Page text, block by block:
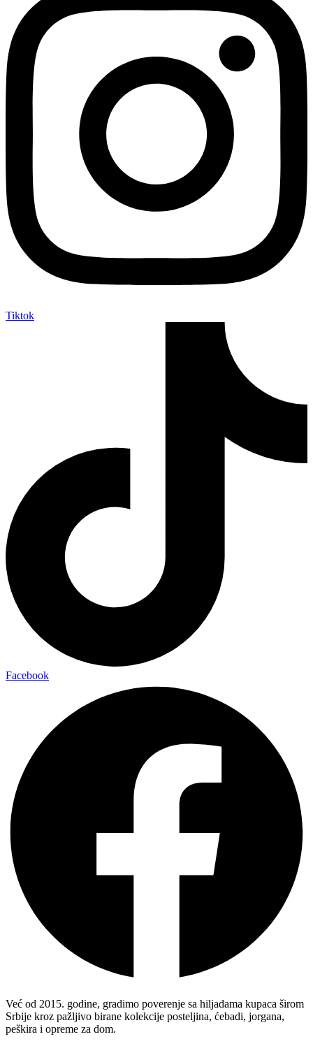
Tiktok
Facebook
Već od 2015. godine, gradimo poverenje sa hiljadama kupaca širom
Srbije kroz pažljivo birane kolekcije posteljina, ćebadi, jorgana,
peškira i opreme za dom.